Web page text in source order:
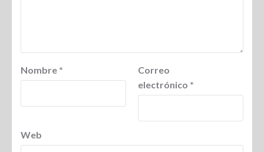
Nombre *
Correo
electrónico *
Web